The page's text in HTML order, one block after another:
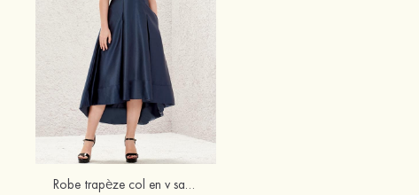
Robe trapèze col en v satin asymétrique robe de demoiselle d'honneur avec poches